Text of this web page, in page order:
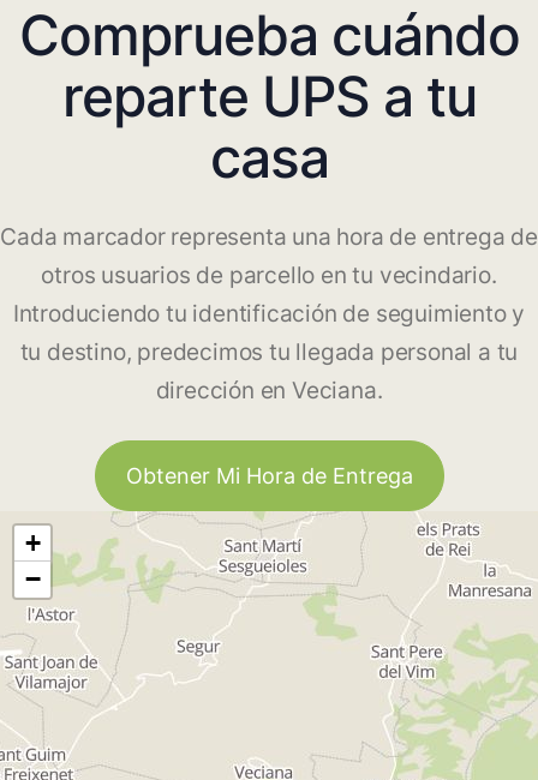
Comprueba cuándo
reparte UPS a tu
casa
Cada marcador representa una hora de entrega de
otros usuarios de parcello en tu vecindario.
Introduciendo tu identificación de seguimiento y
tu destino, predecimos tu llegada personal a tu
dirección en Veciana.
Obtener Mi Hora de Entrega
+
−